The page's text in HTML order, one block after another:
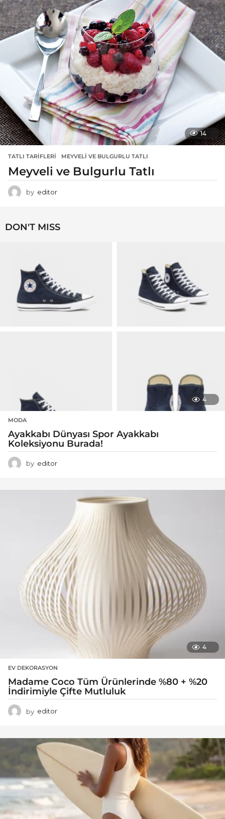
14
TATLI TARIFLERI MEYVELI VE BULGURLU TATLI
Meyveli ve Bulgurlu Tatlı
by editor
DON'T MISS
4
MODA
Ayakkabı Dünyası Spor Ayakkabı
Koleksiyonu Burada!
by editor
4
EV DEKORASYON
Madame Coco Tüm Ürünlerinde %80 + %20
İndirimiyle Çifte Mutluluk
by editor